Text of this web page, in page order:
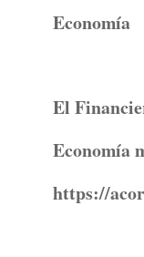
Economía
El
Economía
https://